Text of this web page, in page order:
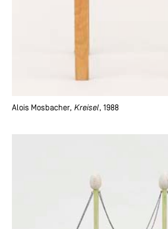
Alois Mosbacher, Kreisel, 1988